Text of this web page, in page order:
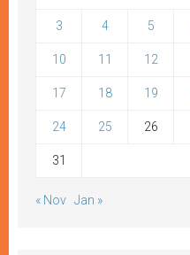
3 4 5
10 11 12
17 18 19
24 25 26
31
« Nov Jan »